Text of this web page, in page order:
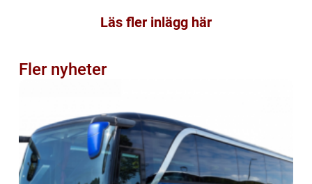
Läs fler inlägg här
Fler nyheter